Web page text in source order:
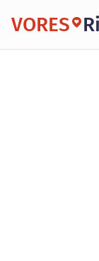
VORES